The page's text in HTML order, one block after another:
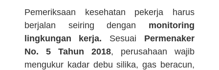
Pemeriksaan kesehatan pekerja harus
berjalan seiring dengan monitoring
lingkungan kerja. Sesuai Permenaker
No. 5 Tahun 2018, perusahaan wajib
mengukur kadar debu silika, gas beracun,